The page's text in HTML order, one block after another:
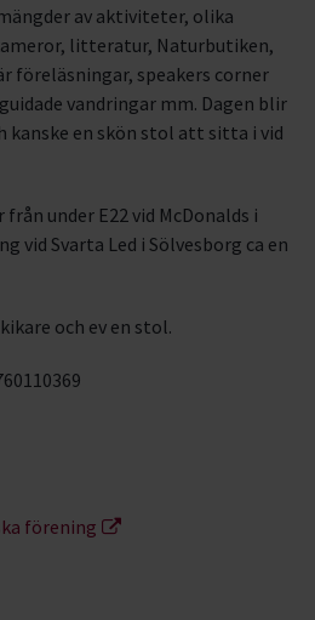
av aktiviteter, olika
litteratur, Naturbutiken,
föreläsningar, speakers corner
vandringar mm. Dagen blir
kanske en skön stol att sitta i vid
under E22 vid McDonalds i
vid Svarta Led i Sölvesborg ca en
och ev en stol.
förening